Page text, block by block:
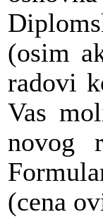
(osim
radovi
Vas
novog
(cena